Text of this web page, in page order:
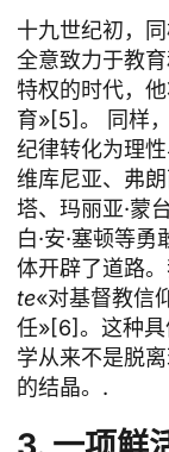
十九世纪初，
全意致力于教
特权的时代，
育»[5]。 同样
纪律转化为理性
维库尼亚、弗
塔、玛丽亚·蒙
白·安·塞顿等
体开辟了道路
te«对基督教信
任»[6]。这种具
学从来不是脱
的结晶。.